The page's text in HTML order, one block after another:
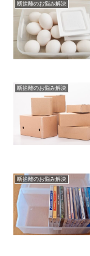
断捨離のお悩み解決
断捨離のお悩み解決
断捨離のお悩み解決